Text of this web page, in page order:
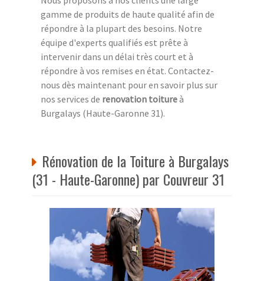
gamme de produits de haute qualité afin de
répondre à la plupart des besoins. Notre
équipe d'experts qualifiés est prête à
intervenir dans un délai très court et à
répondre à vos remises en état. Contactez-
nous dès maintenant pour en savoir plus sur
nos services de renovation toitureà
Burgalays (Haute-Garonne 31).
Rénovation de la Toiture à Burgalays
(31 - Haute-Garonne) par Couvreur 31